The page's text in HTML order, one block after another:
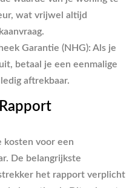
wat vrijwel altijd
Garantie (NHG): Als je
betaal je een eenmalige
aftrekbaar.
kosten voor een
De belangrijkste
het rapport verplicht